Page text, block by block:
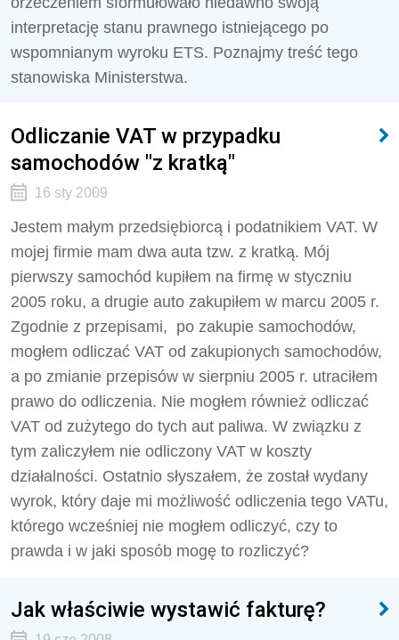
interpretację stanu prawnego istniejącego po
wspomnianym wyroku ETS. Poznajmy treść tego
stanowiska Ministerstwa.
Odliczanie VAT w przypadku
samochodów "z kratką"
16 sty 2009
Jestem małym przedsiębiorcą i podatnikiem VAT. W
mojej firmie mam dwa auta tzw. z kratką. Mój
pierwszy samochód kupiłem na firmę w styczniu
2005 roku, a drugie auto zakupiłem w marcu 2005 r.
Zgodnie z przepisami, po zakupie samochodów,
mogłem odliczać VAT od zakupionych samochodów,
a po zmianie przepisów w sierpniu 2005 r. utraciłem
prawo do odliczenia. Nie mogłem również odliczać
VAT od zużytego do tych aut paliwa. W związku z
tym zaliczyłem nie odliczony VAT w koszty
działalności. Ostatnio słyszałem, że został wydany
wyrok, który daje mi możliwość odliczenia tego VATu,
którego wcześniej nie mogłem odliczyć, czy to
prawda i w jaki sposób mogę to rozliczyć?
Jak właściwie wystawić fakturę?